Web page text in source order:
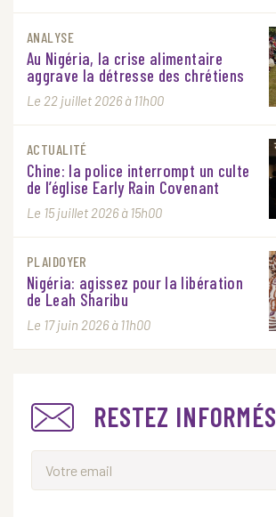
ANALYSE
Au Nigéria, la crise alimentaire
aggrave la détresse des chrétiens
Le 22 juillet 2026 à 11h00
ACTUALITÉ
Chine: la police interrompt un culte
de l’église Early Rain Covenant
Le 15 juillet 2026 à 15h00
PLAIDOYER
Nigéria: agissez pour la libération
de Leah Sharibu
Le 17 juin 2026 à 11h00
RESTEZ INFORMÉS